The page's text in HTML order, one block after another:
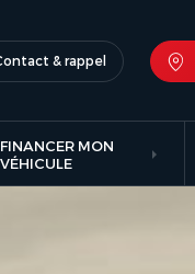
& rappel
FINANCER MON
VÉHICULE